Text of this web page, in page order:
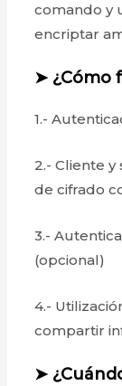
comando y
encriptar
➤ ¿Cómo
1.-
2.- Cliente
de cifrado
3.-
(opcional)
4.-
compartir
➤